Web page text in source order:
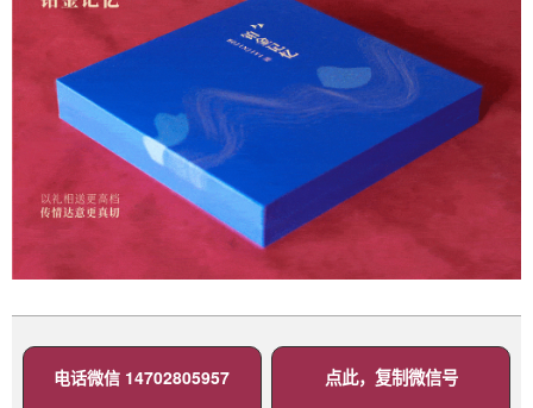
电话微信 14702805957 点此，复制微信号